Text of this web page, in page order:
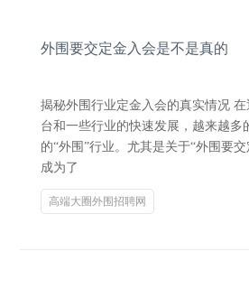
外围要交定金入会是不是真的
揭秘外围行业定金入会的真实情况
台和一些行业的快速发展，越来越多
的“外围”行业。尤其是关于“外围要交
成为了
高端大圈外围招聘网